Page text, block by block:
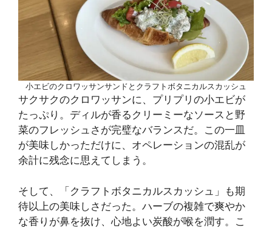
小エビのクロワッサンサンドとクラフトボタニカルスカッシュ
サクサクのクロワッサンに、プリプリの小エビが
たっぷり。ディルが香るクリーミーなソースと野
菜のフレッシュさが完璧なバランスだ。この一皿
が美味しかっただけに、オペレーションの混乱が
余計に残念に思えてしまう。
そして、「クラフトボタニカルスカッシュ」も期
待以上の美味しさだった。ハーブの複雑で爽やか
な香りが鼻を抜け、心地よい炭酸が喉を潤す。こ